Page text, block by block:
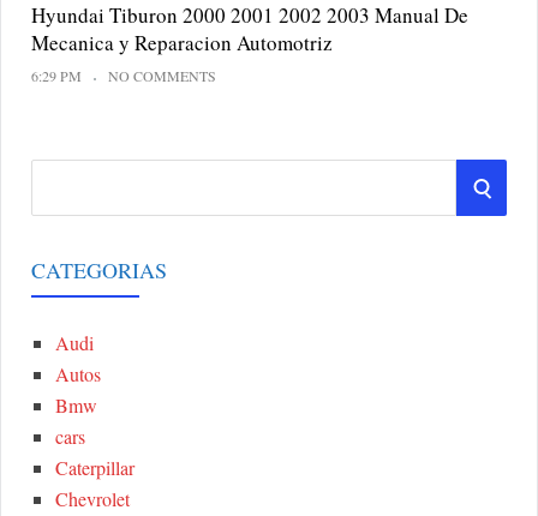
Hyundai Tiburon 2000 2001 2002 2003 Manual De
Mecanica y Reparacion Automotriz
6:29 PM NO COMMENTS
r
c
S
CATEGORIAS
Audi
Autos
Bmw
cars
Caterpillar
Chevrolet